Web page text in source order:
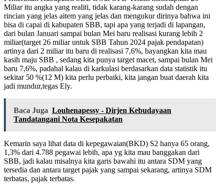
Miliar itu angka yang realiti, tidak karang-karang sudah dengan
rincian yang jelas aitem yang jelas dan mengukur dirinya bahwa ini
bisa di capai di kabupaten SBB, tapi apa yang terjadi di lapangan,
dari bulan Januari sampai bulan Mei baru realisasi kurang lebih 2
miliar(target 26 miliar untuk SBB Tahun 2024 pajak pendapatan)
artinya dari 2 miliar itu baru di realisasi 7,6%, bayangkan kita mau
kasih maju SBB , sedang kita punya target macet, sampai bulan Mei
baru 7,6%, padahal kalau di karkulasi berdasarkan data statistik itu
sekitar 50 %(12 M) kita perlu perbaiki, kita jangan buat daerah kita
jadi mundur,tegas Ely.
Baca Juga Louhenapessy - Dirjen Kebudayaan
Tandatangani Nota Kesepakatan
Kemarin saya lihat data di kepegawaian(BKD) S2 hanya 65 orang,
1,3% dari 4.788 pegawai lebih, apa yg kita mau banggakan dari
SBB, jadi kalau misalnya kita garis bawahi itu antara SDM yang
tersedia dan antara target pajak yang sampai sekarang, artinya SDM
terbatas, pajak terbatas.